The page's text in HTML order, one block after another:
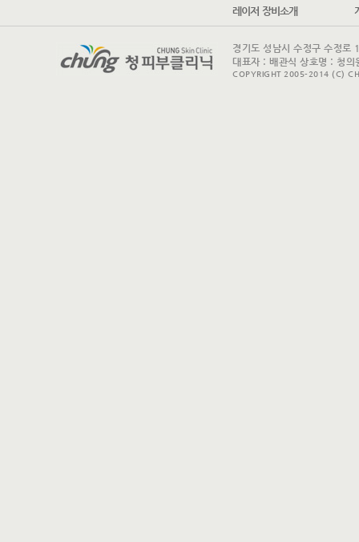
레이저 장비소개
경기도 성남시 수정구 수정
대표자 : 배관식 상호명 : 청
COPYRIGHT 2005-2014 (C)